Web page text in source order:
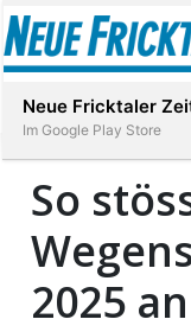
So
2025 an
Neue Fricktaler
Im Google Play Store